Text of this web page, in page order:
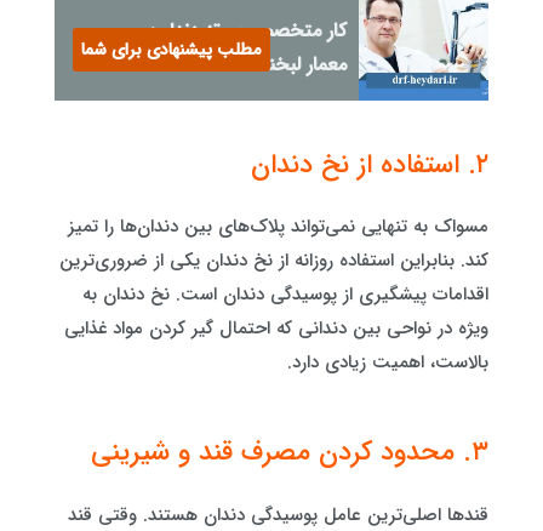
کار متخصص پروتز دندان:
معمار لبخند شمامطلب پیشنهادی برای شما
۲. استفاده از نخ دندان
مسواک به تنهایی نمی‌تواند پلاک‌های بین دندان‌ها را تمیز
کند. بنابراین استفاده روزانه از نخ دندان یکی از ضروری‌ترین
اقدامات پیشگیری از پوسیدگی دندان است. نخ دندان به
ویژه در نواحی بین دندانی که احتمال گیر کردن مواد غذایی
بالاست، اهمیت زیادی دارد.
۳. محدود کردن مصرف قند و شیرینی
قندها اصلی‌ترین عامل پوسیدگی دندان هستند. وقتی قند